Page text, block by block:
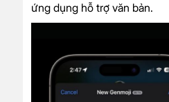
ứng dụng hỗ trợ văn bản.